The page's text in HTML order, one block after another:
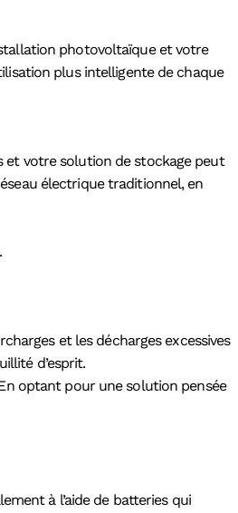
photovoltaïque et votre
plus intelligente de chaque
et votre solution de stockage peut
électrique traditionnel, en
et les décharges excessives
d’esprit.
optant pour une solution pensée
à l’aide de batteries qui